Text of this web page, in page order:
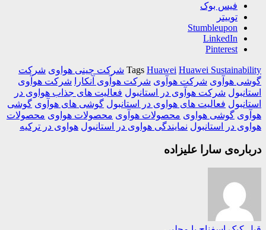
فیس بوک
توییتر
Stumbleupon
LinkedIn
Pinterest
TagsHuawei Huawei شرکت چینی هواوی شرکت
هوآوی شرکت هوآوی شرکت هوآوی آنکارا
شرکت هوآوی
شرکت هوآوی در استانبول فعالیت های جذاب هواوی در
فعالیت های هواوی در استانبول گوشی های هوآوی گوشی
گوشی هواوی محصولات هوآوی محصولات هواوی محصولات
در استانبول نمایندگی هواوی در استانبول هواوی در ترکیه
سارا علیزاده